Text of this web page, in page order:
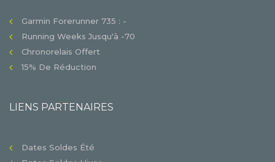
Garmin Forerunner 735 : -
Running Weeks Jusqu'à -70
Chronorelais Offert
15% De Réduction
LIENS PARTENAIRES
Dates Soldes Été